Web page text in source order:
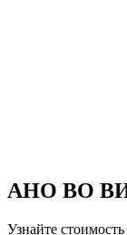
АНО ВО
Узнайте